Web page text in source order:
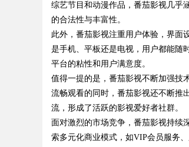
uz
!
综艺节目和动漫作品，番茄影视几乎
的合法性与丰富性。
此外，番茄影视注重用户体验，界面
是手机、平板还是电视，用户都能随
平台的粘性和用户满意度。
值得一提的是，番茄影视不断加强技
流畅观看的同时，番茄影视还不断推
流，形成了活跃的影视爱好者社群。
面对激烈的市场竞争，番茄影视持续
索多元化商业模式，如VIP会员服务